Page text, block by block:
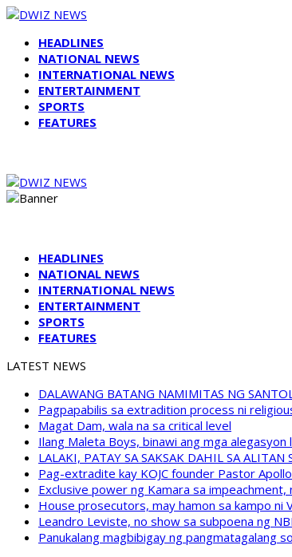
HEADLINES
NATIONAL NEWS
INTERNATIONAL NEWS
ENTERTAINMENT
SPORTS
FEATURES
HEADLINES
NATIONAL NEWS
INTERNATIONAL NEWS
ENTERTAINMENT
SPORTS
FEATURES
LATEST NEWS
DALAWANG BATANG NAMIMITAS NG
Pagpapabilis sa extradition process ni
Magat Dam, wala na sa critical level
Ilang Maleta Boys, binawi ang mga
LALAKI, PATAY SA SAKSAK DAHIL SA
Pag-extradite kay KOJC founder Pastor
Exclusive power ng Kamara sa impeachment,
House prosecutors, may hamon sa kampo ni
Leandro Leviste, no show sa subpoena ng
Panukalang magbibigay ng pangmatagalang